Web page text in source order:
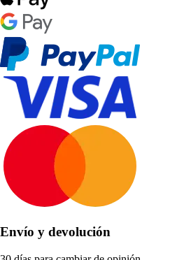
Envío y devolución